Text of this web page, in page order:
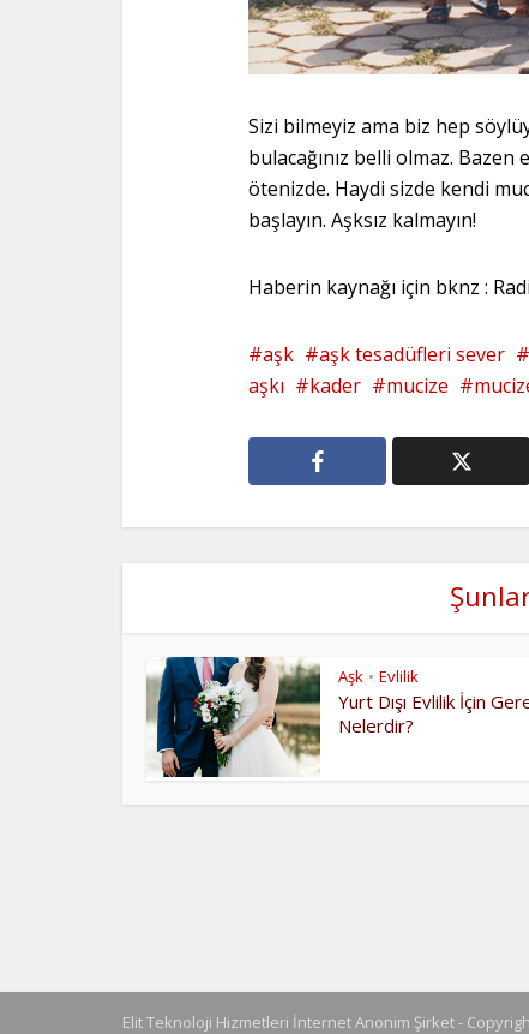
Sizi bilmeyiz ama biz hep
bulacağınız belli olmaz.
ötenizde. Haydi sizde kendi
başlayın. Aşksız kalmayın!
Haberin kaynağı için bknz :
aşk aşk tesadüfleri sever
aşkı
kader mucize
Aşk • Evlilik
Yurt Dışı Evlilik İçin
Nelerdir?
Elit Teknoloji Hizmetleri İnternet Anonim Şirket -